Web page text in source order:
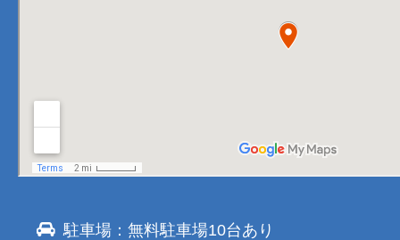
駐車場：無料駐車場10台あり